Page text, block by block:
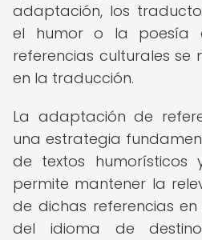
adaptación, los
el humor o la poesía
referencias culturales se
en la traducción.
La adaptación de
una estrategia
de textos humorísticos
permite mantener la
de dichas referencias
del idioma de